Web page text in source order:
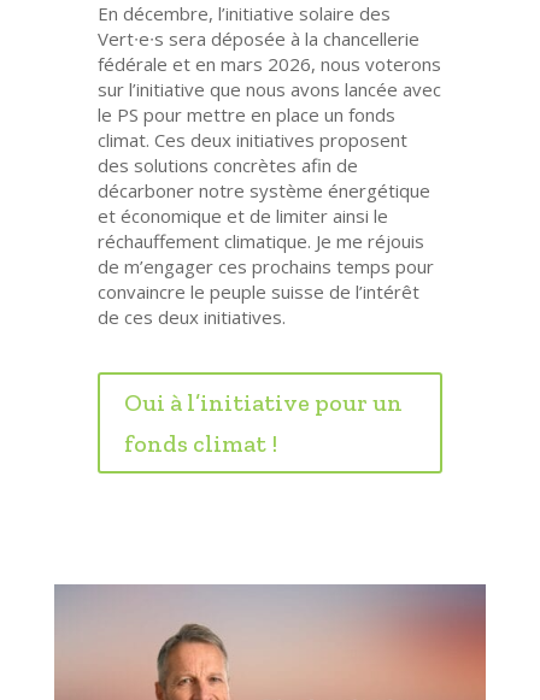
En décembre, l’initiative solaire des
Vert∙e∙s sera déposée à la chancellerie
fédérale et en mars 2026, nous voterons
sur l’initiative que nous avons lancée avec
le PS pour mettre en place un fonds
climat. Ces deux initiatives proposent
des solutions concrètes afin de
décarboner notre système énergétique
et économique et de limiter ainsi le
réchauffement climatique. Je me réjouis
de m’engager ces prochains temps pour
convaincre le peuple suisse de l’intérêt
de ces deux initiatives.
Oui à l’initiative pour un
fonds climat !